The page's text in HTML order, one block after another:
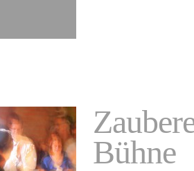
Bühne